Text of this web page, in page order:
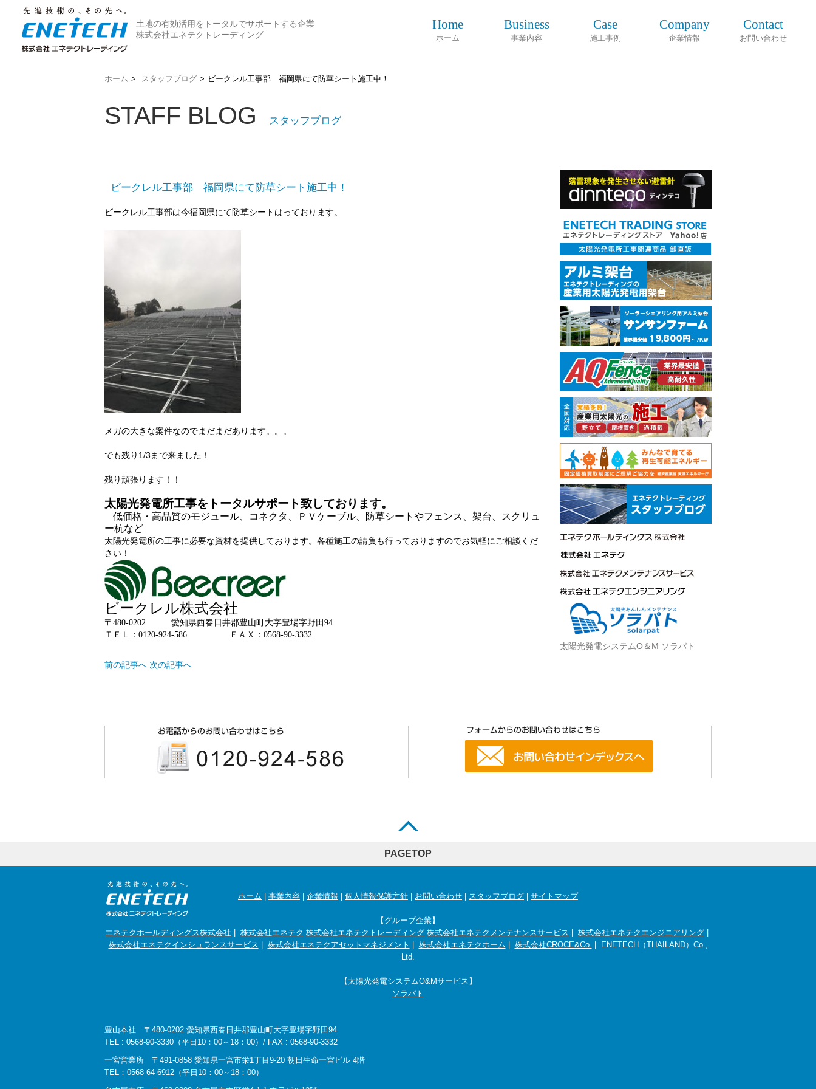
土地の有効活用をトータルでサポートする企業
株式会社エネテクトレーディング
Home
ホーム
Business
事業内容
Case
施工事例
Company
企業情報
Contact
お問い合わせ
ホーム > スタッフブログ > ビークレル工事部 福岡県にて防草シート施工中！
STAFF BLOG スタッフブログ
ビークレル工事部 福岡県にて防草シート施工中！
ビークレル工事部は今福岡県にて防草シートはっております。
メガの大きな案件なのでまだまだあります。。。
でも残り1/3まで来ました！
残り頑張ります！！
太陽光発電所工事をトータルサポート致しております。
低価格・高品質のモジュール、コネクタ、ＰＶケーブル、防草シートやフェンス、架台、スクリュ
ー杭など
太陽光発電所の工事に必要な資材を提供しております。各種施工の請負も行っておりますのでお気軽にご相談くだ
さい！
ビークレル株式会社
〒480-0202 愛知県西春日井郡豊山町大字豊場字野田94
ＴＥＬ：0120-924-586
ＦＡＸ：0568-90-3332
前の記事へ 次の記事へ
太陽光発電システムO＆M ソラパト
PAGETOP
ホーム 事業内容 企業情報 個人情報保護方針 お問い合わせ スタッフブログ サイトマップ
【グループ企業】
エネテクホールディングス株式会社
株式会社エネテク 株式会社エネテクトレーディング 株式会社エネテクメンテナンスサービス 株式会社エネテクエンジニアリング
株式会社エネテクインシュランスサービス
株式会社エネテクアセットマネジメント 株式会社エネテクホーム 株式会社CROCE&Co. | ENETECH（THAILAND）Co.,
Ltd.
【太陽光発電システムO&Mサービス】
ソラパト
豊山本社 〒480-0202 愛知県西春日井郡豊山町大字豊場字野田94
TEL : 0568-90-3330（平日10：00～18：00）/ FAX : 0568-90-3332
一宮営業所 〒491-0858 愛知県一宮市栄1丁目9-20 朝日生命一宮ビル 4階
TEL：0568-64-6912（平日10：00～18：00）